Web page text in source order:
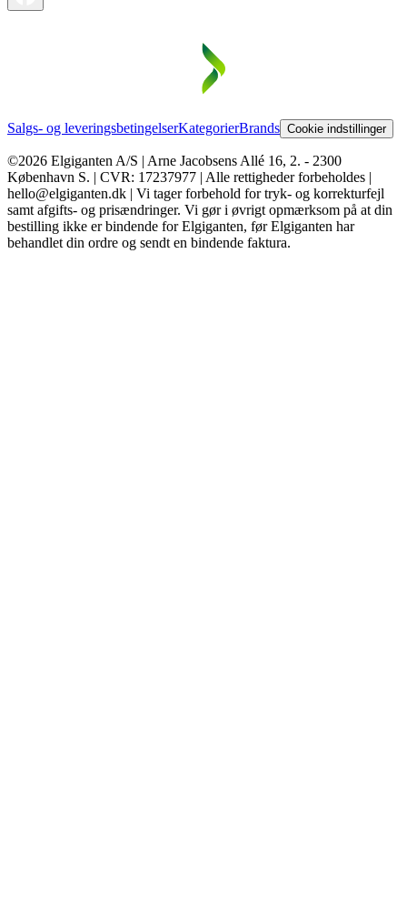
Salgs- og leveringsbetingelserKategorierBrands Cookie indstillinger
©2026 Elgiganten A/S | Arne Jacobsens Allé 16, 2. - 2300
København S. | CVR: 17237977 | Alle rettigheder forbeholdes |
hello@elgiganten.dk | Vi tager forbehold for tryk- og korrekturfejl
samt afgifts- og prisændringer. Vi gør i øvrigt opmærksom på at din
bestilling ikke er bindende for Elgiganten, før Elgiganten har
behandlet din ordre og sendt en bindende faktura.